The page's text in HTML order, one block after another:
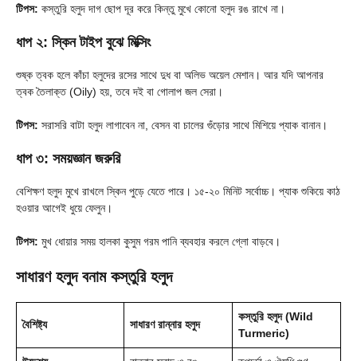
টিপস: কস্তুরি হলুদ দাগ ছোপ দূর করে কিন্তু মুখে কোনো হলুদ রঙ রাখে না।
ধাপ ২: স্কিন টাইপ বুঝে মিক্সিং
শুষ্ক ত্বক হলে কাঁচা হলুদের রসের সাথে দুধ বা অলিভ অয়েল মেশান। আর যদি আপনার
ত্বক তৈলাক্ত (Oily) হয়, তবে দই বা গোলাপ জল সেরা।
টিপস: সরাসরি বাটা হলুদ লাগাবেন না, বেসন বা চালের গুঁড়োর সাথে মিশিয়ে প্যাক বানান।
ধাপ ৩: সময়জ্ঞান জরুরি
বেশিক্ষণ হলুদ মুখে রাখলে স্কিন পুড়ে যেতে পারে। ১৫-২০ মিনিট সর্বোচ্চ। প্যাক শুকিয়ে কাঠ
হওয়ার আগেই ধুয়ে ফেলুন।
টিপস: মুখ ধোয়ার সময় হালকা কুসুম গরম পানি ব্যবহার করলে গ্লো বাড়বে।
সাধারণ হলুদ বনাম কস্তুরি হলুদ
বৈশিষ্ট্য সাধারণ রান্নার হলুদ
কস্তুরি হলুদ (Wild
Turmeric)